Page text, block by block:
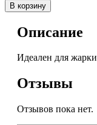
В корзину
Описание
Идеален для
Отзывы
Отзывов пока нет.